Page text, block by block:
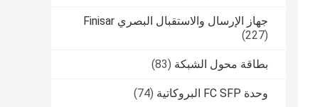
جهاز الإرسال والاستقبال البصري Finisar
(227)
بطاقة محول الشبكة (83)
وحدة FC SFP البروكاتية (74)